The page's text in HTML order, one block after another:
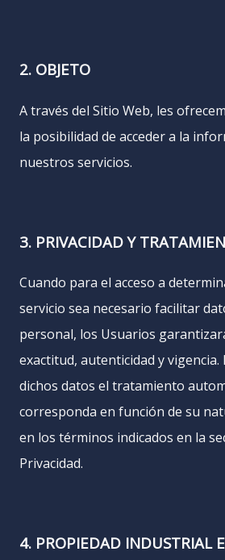
2. OBJETO
A través del Sitio Web, les
la posibilidad de acceder a la
nuestros servicios.
3. PRIVACIDAD Y
Cuando para el acceso a
servicio sea necesario facilitar
personal, los Usuarios
exactitud, autenticidad y vigencia.
dichos datos el tratamiento
corresponda en función de su
en los términos indicados en la
Privacidad.
4. PROPIEDAD INDUSTRIAL